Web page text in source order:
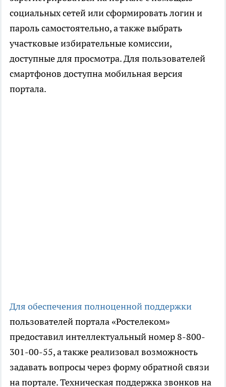
социальных сетей или сформировать логин и
пароль самостоятельно, а также выбрать
участковые избирательные комиссии,
доступные для просмотра. Для пользователей
смартфонов доступна мобильная версия
портала.
Для обеспечения полноценной поддержки
пользователей портала «Ростелеком»
предоставил интеллектуальный номер 8-800-
301-00-55, а также реализовал возможность
задавать вопросы через форму обратной связи
на портале. Техническая поддержка звонков на